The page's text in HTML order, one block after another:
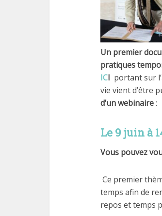
Un premier
pratiques
ICI portant sur
vie vient d’être
d’un webinaire:
Le 9 juin à
Vous pouvez
Ce premier
temps afin de
repos et temps